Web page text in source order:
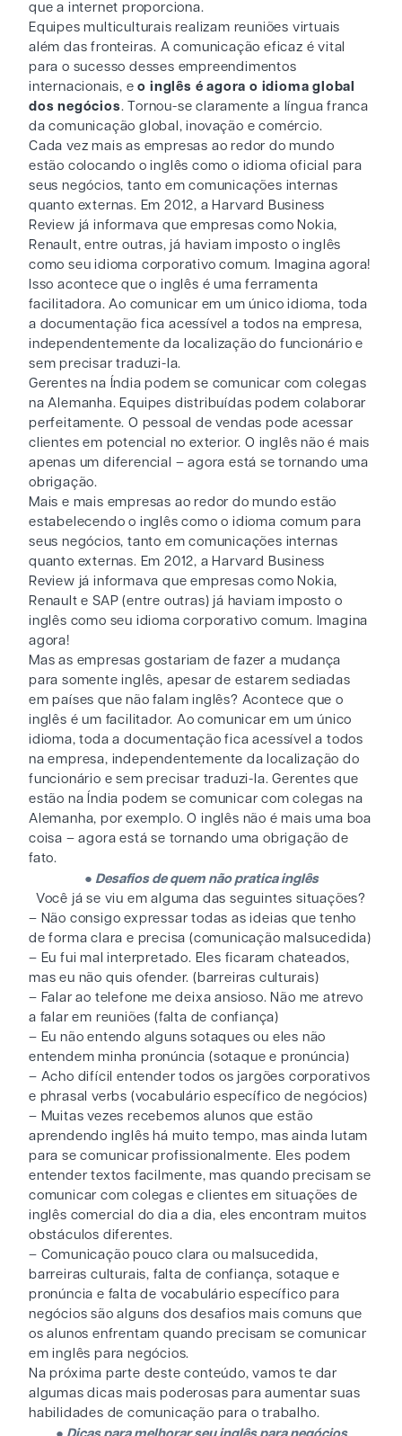
que a internet proporciona.
Equipes multiculturais realizam reuniões virtuais
além das fronteiras. A comunicação eficaz é vital
para o sucesso desses empreendimentos
internacionais, eo inglês é agora o idioma global
dos negócios. Tornou-se claramente a língua franca
da comunicação global, inovação e comércio.
Cada vez mais as empresas ao redor do mundo
estão colocando o inglês como o idioma oficial para
seus negócios, tanto em comunicações internas
quanto externas. Em 2012, a Harvard Business
Review já informava que empresas como Nokia,
Renault, entre outras, já haviam imposto o inglês
como seu idioma corporativo comum. Imagina agora!
Isso acontece que o inglês é uma ferramenta
facilitadora. Ao comunicar em um único idioma, toda
a documentação fica acessível a todos na empresa,
independentemente da localização do funcionário e
sem precisar traduzi-la.
Gerentes na Índia podem se comunicar com colegas
na Alemanha. Equipes distribuídas podem colaborar
perfeitamente. O pessoal de vendas pode acessar
clientes em potencial no exterior. O inglês não é mais
apenas um diferencial – agora está se tornando uma
obrigação.
Mais e mais empresas ao redor do mundo estão
estabelecendo o inglês como o idioma comum para
seus negócios, tanto em comunicações internas
quanto externas. Em 2012, a Harvard Business
Review já informava que empresas como Nokia,
Renault e SAP (entre outras) já haviam imposto o
inglês como seu idioma corporativo comum. Imagina
agora!
Mas as empresas gostariam de fazer a mudança
para somente inglês, apesar de estarem sediadas
em países que não falam inglês? Acontece que o
inglês é um facilitador. Ao comunicar em um único
idioma, toda a documentação fica acessível a todos
na empresa, independentemente da localização do
funcionário e sem precisar traduzi-la. Gerentes que
estão na Índia podem se comunicar com colegas na
Alemanha, por exemplo. O inglês não é mais uma boa
coisa – agora está se tornando uma obrigação de
fato.
● Desafios de quem não pratica inglês
Você já se viu em alguma das seguintes situações?
– Não consigo expressar todas as ideias que tenho
de forma clara e precisa (comunicação malsucedida)
– Eu fui mal interpretado. Eles ficaram chateados,
mas eu não quis ofender. (barreiras culturais)
– Falar ao telefone me deixa ansioso. Não me atrevo
a falar em reuniões (falta de confiança)
– Eu não entendo alguns sotaques ou eles não
entendem minha pronúncia (sotaque e pronúncia)
– Acho difícil entender todos os jargões corporativos
e phrasal verbs (vocabulário específico de negócios)
– Muitas vezes recebemos alunos que estão
aprendendo inglês há muito tempo, mas ainda lutam
para se comunicar profissionalmente. Eles podem
entender textos facilmente, mas quando precisam se
comunicar com colegas e clientes em situações de
inglês comercial do dia a dia, eles encontram muitos
obstáculos diferentes.
– Comunicação pouco clara ou malsucedida,
barreiras culturais, falta de confiança, sotaque e
pronúncia e falta de vocabulário específico para
negócios são alguns dos desafios mais comuns que
os alunos enfrentam quando precisam se comunicar
em inglês para negócios.
Na próxima parte deste conteúdo, vamos te dar
algumas dicas mais poderosas para aumentar suas
habilidades de comunicação para o trabalho.